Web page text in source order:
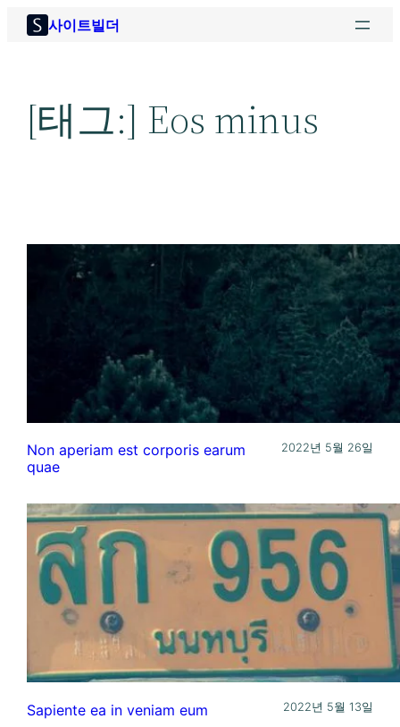
사이트빌더
[태그:] Eos minus
Non aperiam est corporis earum
quae
2022년 5월 26일
Sapiente ea in veniam eum 2022년 5월 13일